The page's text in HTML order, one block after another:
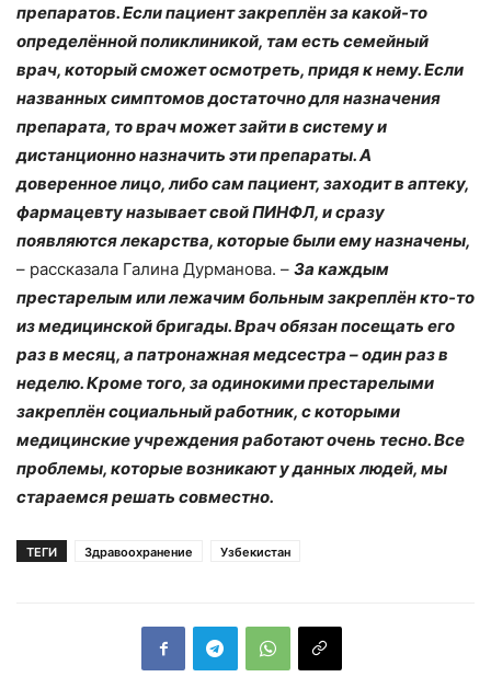
препаратов. Если пациент закреплён за какой-то
определённой поликлиникой, там есть семейный
врач, который сможет осмотреть, придя к нему. Если
названных симптомов достаточно для назначения
препарата, то врач может зайти в систему и
дистанционно назначить эти препараты. А
доверенное лицо, либо сам пациент, заходит в аптеку,
фармацевту называет свой ПИНФЛ, и сразу
появляются лекарства, которые были ему назначены,
– рассказала Галина Дурманова. – За каждым
престарелым или лежачим больным закреплён кто-то
из медицинской бригады. Врач обязан посещать его
раз в месяц, а патронажная медсестра – один раз в
неделю. Кроме того, за одинокими престарелыми
закреплён социальный работник, с которыми
медицинские учреждения работают очень тесно. Все
проблемы, которые возникают у данных людей, мы
стараемся решать совместно.
ТЕГИ Здравоохранение Узбекистан